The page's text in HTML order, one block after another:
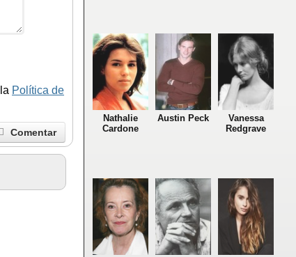
Política de
Comentar
Nathalie
Cardone
Austin Peck
Vanessa
Redgrave